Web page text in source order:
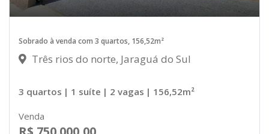
Sobrado à venda com 3 quartos, 156,52m²
Três rios do norte, Jaraguá do Sul
3 quartos | 1 suíte | 2 vagas | 156,52m²
Venda